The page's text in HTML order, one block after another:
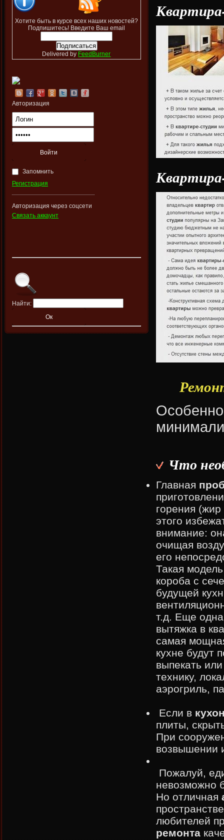
Хотите быть в курсе всех наших новостей?
Подпишитесь! Введите Ваш email
Delivered by FeedBurner
Авторизация
Запомнить
Регистрация
Авторизация через соцсети
Связать аккаунт
Найти:
Что
Главная
горения
этого
внимание:
очищая
его
Такая
короба с
будущей
т.д. Еще одна
вытяжка в
самая
кухне будут
выпекать
технику,
аэрогриль,
Если в
плиты,
При
возвышении
Пожалуй,
невозможно
Но отличная
любителей
ремонта